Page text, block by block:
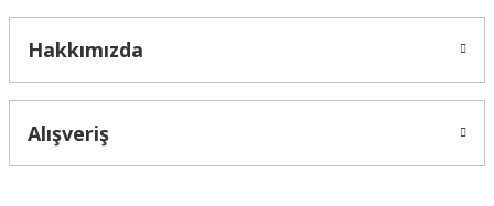
Hakkımızda
Alışveriş